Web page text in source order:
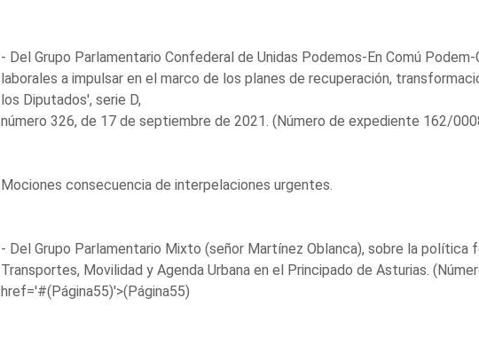
- Del Grupo Parlamentario Confederal de Unidas Podemos-En Comú Podem-
laborales a impulsar en el marco de los planes de recuperación,
los Diputados', serie D,
número 326, de 17 de septiembre de 2021. (Número de expediente 162/
Mociones consecuencia de interpelaciones urgentes.
- Del Grupo Parlamentario Mixto (señor Martínez Oblanca), sobre la política
Transportes, Movilidad y Agenda Urbana en el Principado de Asturias.
href='#(Página55)'>(Página55)